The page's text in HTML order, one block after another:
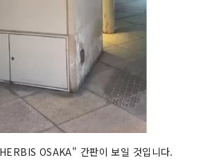
OSAKA" 간판이 보일 것입니다.